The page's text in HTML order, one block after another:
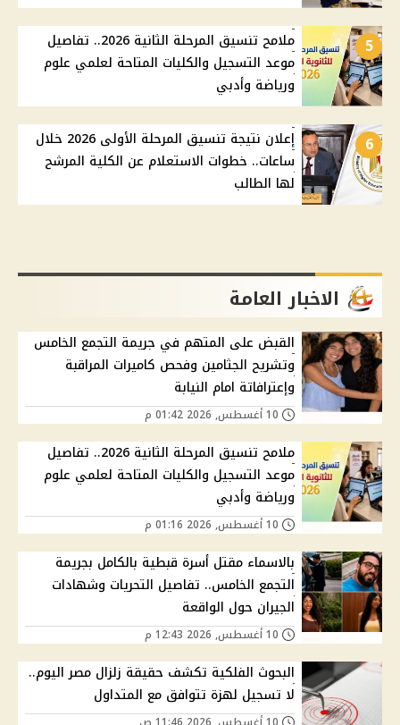
5
ملامح تنسيق المرحلة الثانية 2026.. تفاصيل
موعد التسجيل والكليات المتاحة لعلمي علوم
ورياضة وأدبي
6
إعلان نتيجة تنسيق المرحلة الأولى 2026 خلال
ساعات.. خطوات الاستعلام عن الكلية المرشح
لها الطالب
الاخبار العامة
القبض على المتهم في جريمة التجمع الخامس
وتشريح الجثامين وفحص كاميرات المراقبة
وإعترافاتة امام النيابة
ملامح تنسيق المرحلة الثانية 2026.. تفاصيل
موعد التسجيل والكليات المتاحة لعلمي علوم
ورياضة وأدبي
بالاسماء مقتل أسرة قبطية بالكامل بجريمة
التجمع الخامس.. تفاصيل التحريات وشهادات
الجيران حول الواقعة
البحوث الفلكية تكشف حقيقة زلزال مصر اليوم..
لا تسجيل لهزة تتوافق مع المتداول